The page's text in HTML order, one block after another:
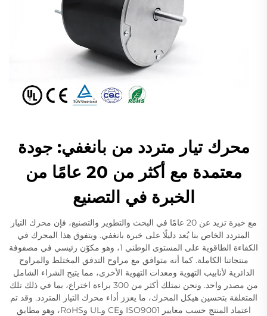
محرك تيار متردد من بانغفي: جودة
معتمدة مع أكثر من 20 عامًا من
الخبرة في التصنيع
مع خبرة تزيد عن 20 عامًا في البحث والتطوير والتصنيع، فإن محرك التيار
المتردد الخاص بنا يُعد دليلًا على خبرة بانغفي. ويتفوق هذا المحرك في
الكفاءة الطاقوية على المستوى الوطني 1، وهو مكوّن رئيسي في مصفوفة
منتجاتنا الكاملة. كما أنه متوافق مع مراوح التدفق المختلط والمراوح
الدائرية لأنابيب التهوية ومعدات التهوية الأخرى، مما يتيح الشراء الشامل
من مصدر واحد. ونحن نمتلك أكثر من 300 براءة اختراع، بما في ذلك تلك
المتعلقة بتحسين هيكل المحرك، ما يعزز أداء محرك التيار المتردد. وقد تم
اعتماد المنتج حسب معايير ISO9001 وCE وUL وRoHS، وهو مطابق